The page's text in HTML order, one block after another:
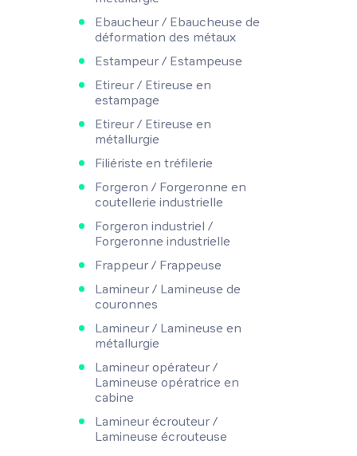
Ebaucheur / Ebaucheuse de
déformation des métaux
Estampeur / Estampeuse
Etireur / Etireuse en
estampage
Etireur / Etireuse en
métallurgie
Filiériste en tréfilerie
Forgeron / Forgeronne en
coutellerie industrielle
Forgeron industriel /
Forgeronne industrielle
Frappeur / Frappeuse
Lamineur / Lamineuse de
couronnes
Lamineur / Lamineuse en
métallurgie
Lamineur opérateur /
Lamineuse opératrice en
cabine
Lamineur écrouteur /
Lamineuse écrouteuse